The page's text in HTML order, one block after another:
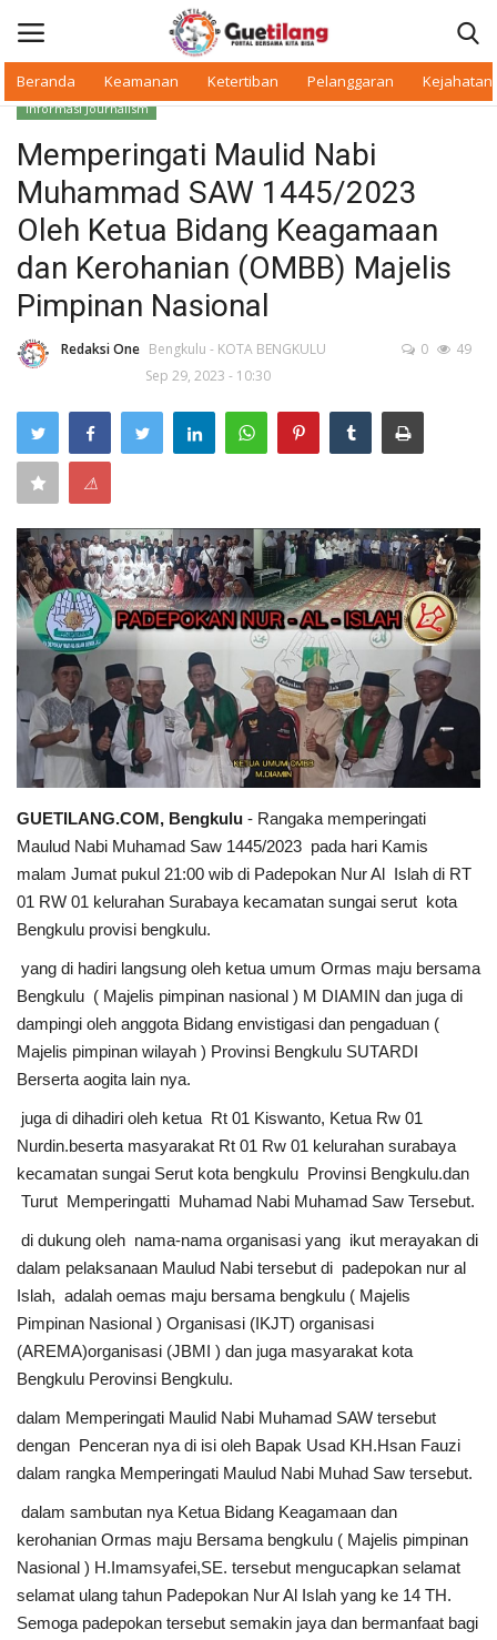
Beranda Keamanan Ketertiban Pelanggaran Kejahatan
Beranda
Daerah
Makan Bergizi
Warkop Digital
Pelanggaran
Ketertiban
Keamanan
Kejahatan
Cybers Event
UMKM & Ekonomi Kreatif
Pekerja Migran Indonesia
Ekonomi
Pendidikan
Informasi Journalism
Olahraga
Kesehatan
Perempuan/Anak
Informasi Journalism
Memperingati Maulid Nabi
Muhammad SAW 1445/2023
Oleh Ketua Bidang Keagamaan
dan Kerohanian (OMBB) Majelis
Pimpinan Nasional
Redaksi One Bengkulu - KOTA BENGKULU
Sep 29, 2023 - 10:30
0 49
⚠
GUETILANG.COM, Bengkulu - Rangaka memperingati
Maulud Nabi Muhamad Saw 1445/2023 pada hari Kamis
malam Jumat pukul 21:00 wib di Padepokan Nur Al Islah di RT
01 RW 01 kelurahan Surabaya kecamatan sungai serut kota
Bengkulu provisi bengkulu.
yang di hadiri langsung oleh ketua umum Ormas maju bersama
Bengkulu ( Majelis pimpinan nasional ) M DIAMIN dan juga di
dampingi oleh anggota Bidang envistigasi dan pengaduan (
Majelis pimpinan wilayah ) Provinsi Bengkulu SUTARDI
Berserta aogita lain nya.
juga di dihadiri oleh ketua Rt 01 Kiswanto, Ketua Rw 01
Nurdin.beserta masyarakat Rt 01 Rw 01 kelurahan surabaya
kecamatan sungai Serut kota bengkulu Provinsi Bengkulu.dan
Turut Memperingatti Muhamad Nabi Muhamad Saw Tersebut.
di dukung oleh nama-nama organisasi yang ikut merayakan di
dalam pelaksanaan Maulud Nabi tersebut di padepokan nur al
Islah, adalah oemas maju bersama bengkulu ( Majelis
Pimpinan Nasional ) Organisasi (IKJT) organisasi
(AREMA)organisasi (JBMI ) dan juga masyarakat kota
Bengkulu Perovinsi Bengkulu.
dalam Memperingati Maulid Nabi Muhamad SAW tersebut
dengan Penceran nya di isi oleh Bapak Usad KH.Hsan Fauzi
dalam rangka Memperingati Maulud Nabi Muhad Saw tersebut.
dalam sambutan nya Ketua Bidang Keagamaan dan
kerohanian Ormas maju Bersama bengkulu ( Majelis pimpinan
Nasional ) H.Imamsyafei,SE. tersebut mengucapkan selamat
selamat ulang tahun Padepokan Nur Al Islah yang ke 14 TH.
Semoga padepokan tersebut semakin jaya dan bermanfaat bagi